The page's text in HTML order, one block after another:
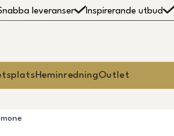
leveranser Inspirerande utbud
HeminredningOutlet